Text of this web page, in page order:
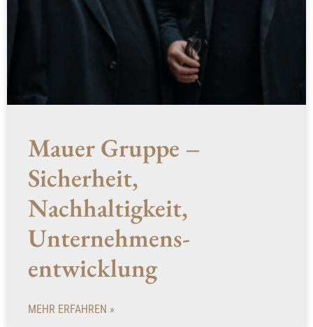
Mauer Gruppe –
Sicherheit,
Nachhaltigkeit,
Unternehmens­
entwicklung
MEHR ERFAHREN »